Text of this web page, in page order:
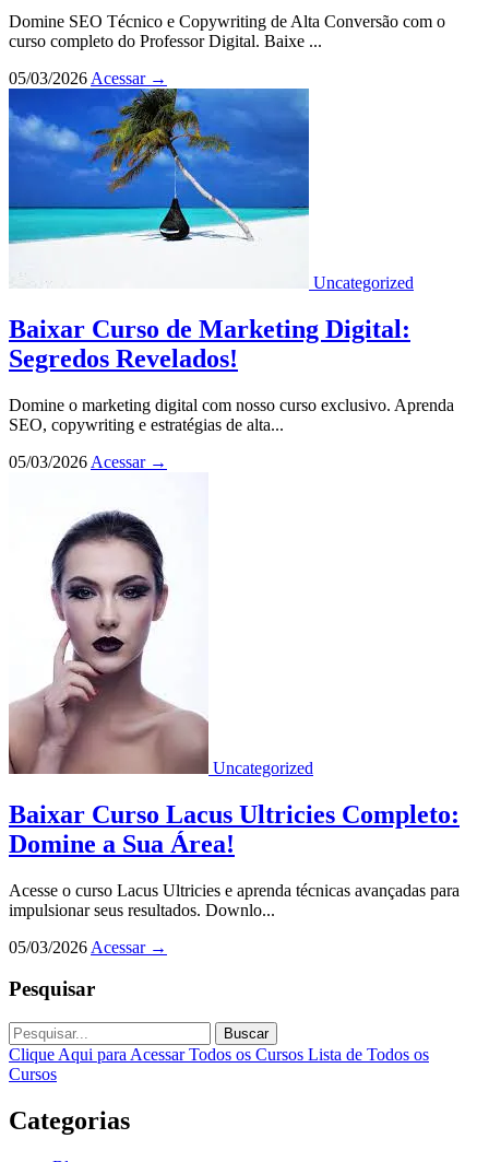
Domine SEO Técnico e Copywriting de Alta Conversão com o
curso completo do Professor Digital. Baixe ...
05/03/2026 Acessar →
Uncategorized
Baixar Curso de Marketing Digital:
Segredos Revelados!
Domine o marketing digital com nosso curso exclusivo. Aprenda
SEO, copywriting e estratégias de alta...
05/03/2026 Acessar →
Uncategorized
Baixar Curso Lacus Ultricies Completo:
Domine a Sua Área!
Acesse o curso Lacus Ultricies e aprenda técnicas avançadas para
impulsionar seus resultados. Downlo...
05/03/2026 Acessar →
Pesquisar
Buscar
Clique Aqui para Acessar Todos os Cursos Lista de Todos os
Cursos
Categorias